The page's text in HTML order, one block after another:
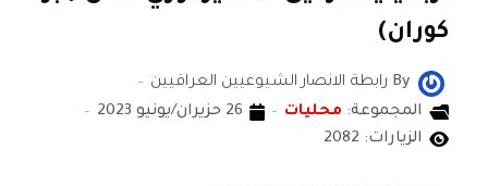
كوران)
By رابطة الانصار الشيوعيين العراقيين
المجموعة: محليات
26 حزيران/يونيو 2023
الزيارات: 2082